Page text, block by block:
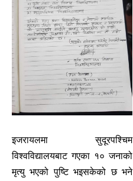
इजरायलमा सुदूरपश्चिम
विश्वविद्यालयबाट गएका १० जनाको
मृत्यु भएको पुष्टि भइसकेको छ भने